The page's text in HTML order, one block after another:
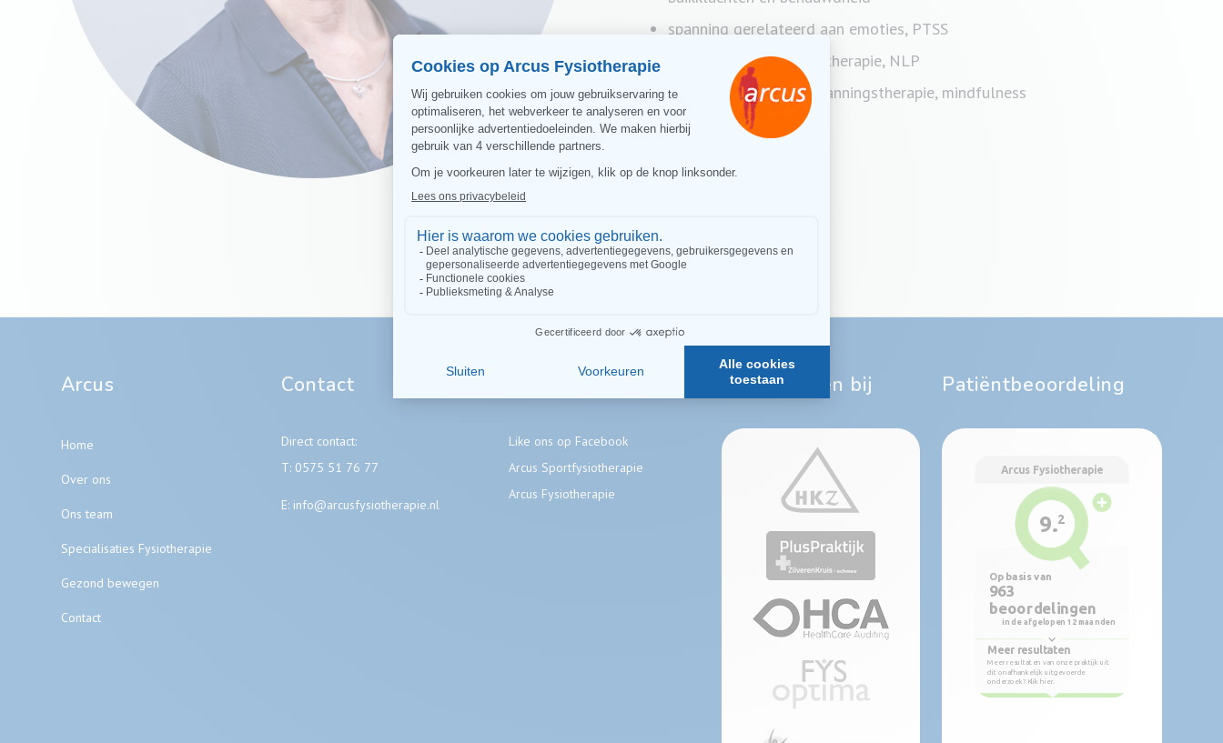
spanning gerelateerd aan emoties, PTSS
gedragsgerichte oefentherapie, NLP
ademhalings- en ontspanningstherapie, mindfulness
Arcus
Home
Over ons
Ons team
Specialisaties Fysiotherapie
Gezond bewegen
Contact
Contact
Direct contact:
T: 0575 51 76 77
E: info@arcusfysiotherapie.nl
Like ons op Facebook
Arcus Sportfysiotherapie
Arcus Fysiotherapie
Aangesloten bij Patiëntbeoordeling